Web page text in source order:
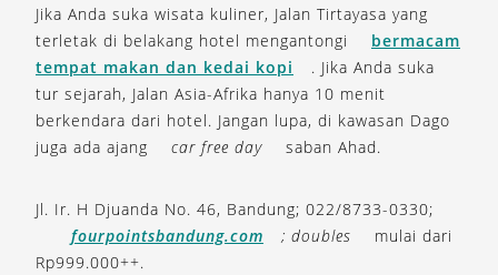
Jika Anda suka wisata kuliner, Jalan Tirtayasa yang
terletak di belakang hotel mengantongi
bermacam
tempat makan dan kedai kopi
. Jika Anda suka
tur sejarah, Jalan Asia-Afrika hanya 10 menit
berkendara dari hotel. Jangan lupa, di kawasan Dago
juga ada ajang
car free day saban Ahad.
Jl. Ir. H Djuanda No. 46, Bandung; 022/8733-0330;
fourpointsbandung.com
; doubles
mulai dari
Rp999.000++.